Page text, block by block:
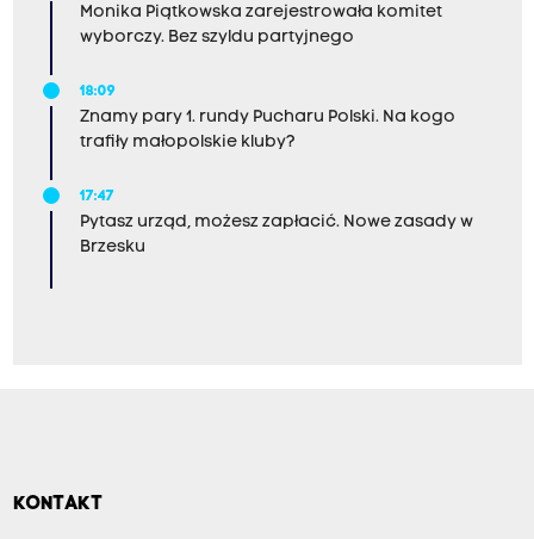
Monika Piątkowska zarejestrowała komitet
wyborczy. Bez szyldu partyjnego
18:09
Znamy pary 1. rundy Pucharu Polski. Na kogo
trafiły małopolskie kluby?
17:47
Pytasz urząd, możesz zapłacić. Nowe zasady w
Brzesku
KONTAKT